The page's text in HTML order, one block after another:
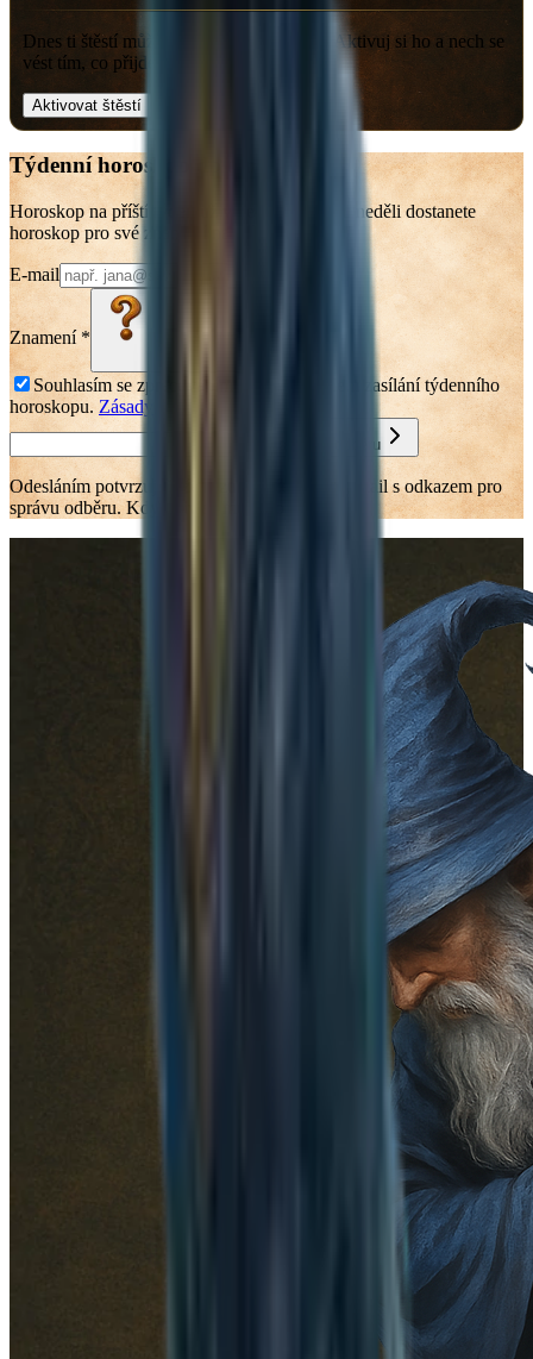
Dnes ti štěstí může otevřít správné dveře. Aktivuj si ho a nech se
vést tím, co přijde.
Aktivovat štěstí
Týdenní horoskop do e-mailu
Horoskop na příští týden už v neděli. Každou neděli dostanete
horoskop pro své znamení na příští týden.
E-mail
Znamení *
Souhlasím se zpracováním údajů za účelem zasílání týdenního
horoskopu. Zásady
Přihlásit se k odběru
Odesláním potvrzuješ, že rozumíš, že přijde e-mail s odkazem pro
správu odběru. Kdykoliv se můžeš odhlásit.